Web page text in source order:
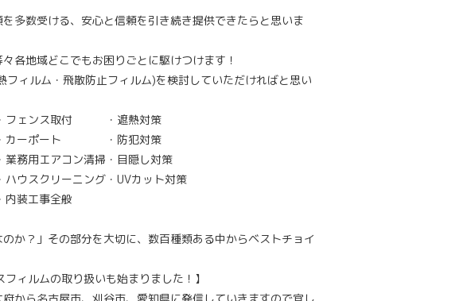
多数受ける、安心と信頼を引き続き提供できたらと思いま
各地域どこでもお困りごとに駆けつけます！
ィルム・飛散防止フィルム)を検討していただければと思い
・フェンス取付
・カーポート
・業務用エアコン清掃
・ハウスクリーニング
・内装工事全般
・遮熱対策
・防犯対策
・目隠し対策
・UVカット対策
か？」その部分を大切に、数百種類ある中からベストチョイ
ィルムの取り扱いも始まりました！】